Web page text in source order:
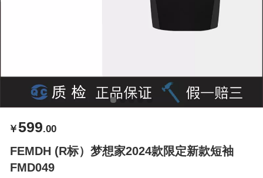
￥599.00
FEMDH (R标）梦想家2024款限定新款短袖
FMD049